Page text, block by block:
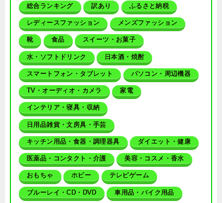
総合ランキング 訳あり ふるさと納税
レディースファッション メンズファッション
靴 食品 スイーツ・お菓子
水・ソフトドリンク 日本酒・焼酎
スマートフォン・タブレット パソコン・周辺機器
TV・オーディオ・カメラ 家電
インテリア・寝具・収納
日用品雑貨・文房具・手芸
キッチン用品・食器・調理器具 ダイエット・健康
医薬品・コンタクト・介護 美容・コスメ・香水
おもちゃ ホビー テレビゲーム
ブルーレイ・CD・DVD 車用品・バイク用品